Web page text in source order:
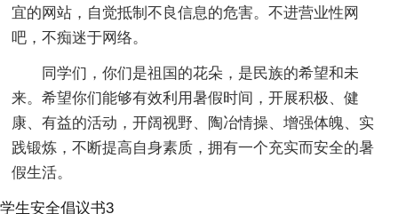
宜的网站，自觉抵制不良信息的危害。不进营业性网
吧，不痴迷于网络。
同学们，你们是祖国的花朵，是民族的希望和未
来。希望你们能够有效利用暑假时间，开展积极、健
康、有益的活动，开阔视野、陶冶情操、增强体魄、实
践锻炼，不断提高自身素质，拥有一个充实而安全的暑
假生活。
学生安全倡议书3